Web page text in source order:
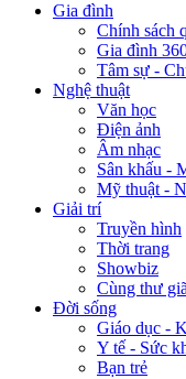
Gia đình
Chính sách
Gia đình
Tâm sự -
Nghệ thuật
Văn học
Điện ảnh
Âm nhạc
Sân khấu -
Mỹ thuật -
Giải trí
Truyền hình
Thời trang
Showbiz
Cùng thư
Đời sống
Giáo dục -
Y tế - Sức
Bạn trẻ